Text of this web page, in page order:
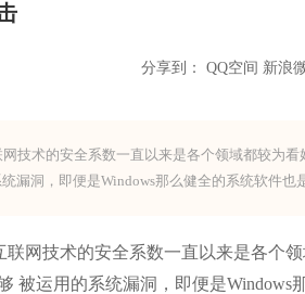
分享到： QQ空间 新浪
技术的安全系数一直以来是各个领域都较为
漏洞，即便是Windows那么健全的系统软件也
网技术的安全系数一直以来是各个
被运用的系统漏洞，即便是Windows